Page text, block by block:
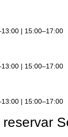
| 15:00–17:00
| 15:00–17:00
| 15:00–17:00